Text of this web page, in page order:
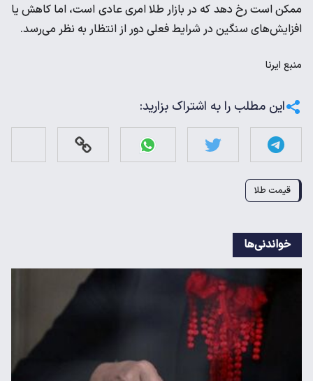
ممکن است رخ دهد که در بازار طلا امری عادی است، اما کاهش یا
افزایش‌های سنگین در شرایط فعلی دور از انتظار به نظر می‌رسد.
منبع ایرنا
این مطلب را به اشتراک بزارید:
قیمت طلا
خواندنی‌ها